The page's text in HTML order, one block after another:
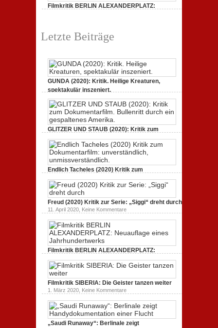
dreht
durch
Filmkritik BERLIN ALEXANDERPLATZ:
Letzte Beiträge
GUNDA (2020): Kritik. Heilige Kreaturen,
spektakulär inszeniert.
GUNDA
(2020):
Kritik.
Kreaturen,
spektakulär
GLITZER UND STAUB (2020): Kritik zum
Dokumentarfilm. Bullenritt durch ein
gespaltenes Amerika.
3. Oktober 2020,Keine Kommentarezu
UND
STAUB
Kritik
zum
Bullenritt
durch
ein
Endlich Tacheles (2020) Kritik zum
Dokumentarfilm: unverständlich,
unmissverständlich.
19. Mai 2020,Keine Kommentare
Endlich
Tacheles
(2020)
unverständlich,
Freud (2020) Kritik zur Serie: „Siggi“ dreht durch
11. April 2020, Keine Kommentarezu
Freud
(2020)
zur
dreht
durch
Filmkritik BERLIN ALEXANDERPLATZ:
Neuauflage eines Jahrhundertwerks
1. März 2020,Keine Kommentarezu
BERLIN
ALEXANDERPLATZ:
Neuauflage
eines
Jahrhundertwerks
Filmkritik SIBERIA: Die Geister tanzen weiter
1. März 2020, Keine Kommentarezu
Filmkritik
SIBERIA:
Die
Geister
tanzen
weiter
„Saudi Runaway“: Berlinale zeigt